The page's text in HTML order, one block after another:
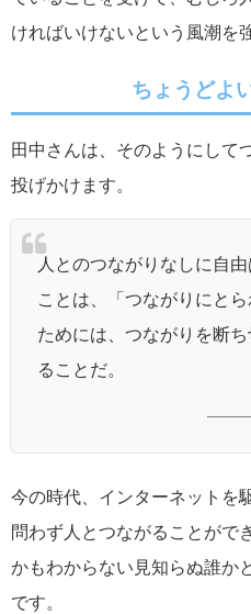
ければいけないという風潮を
ちょうどよ
田中さんは、そのようにして
投げかけます。
人とのつながりなしに自
ことは、「つながりにと
ためには、つながりを断
ることだ。
今の時代、インターネットを
問わず人とつながることがで
かもわからない見知らぬ誰か
です。